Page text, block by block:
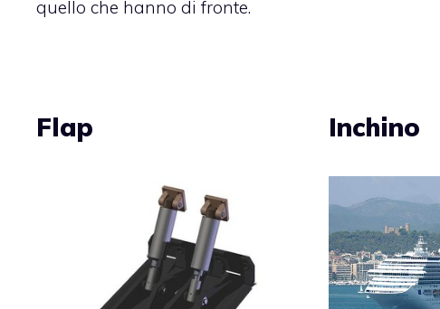
quello che hanno di fronte.
Flap Inchino